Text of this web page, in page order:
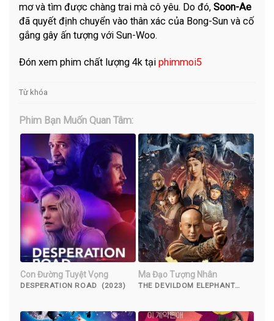
mơ và tìm được chàng trai mà cô yêu. Do đó, Soon-Ae
đã quyết định chuyển vào thân xác của Bong-Sun và cố
gắng gây ấn tượng với Sun-Woo.
Đón xem phim chất lượng 4k tạiphimmoi5
Từ khóa
Phim Bạn Muốn Quan Tâm:
Con Đường Tuyệt Vọng
DESPERATION ROAD (2023)
Ma Đạo Tượng Nhân
THE DEVILDOM ELEPHANT